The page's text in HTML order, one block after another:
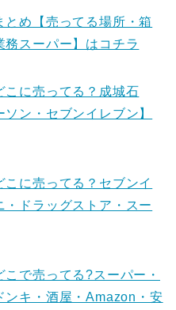
め【売ってる場所・箱
スーパー】はコチラ
こに売ってる？成城石
ン・セブンイレブン】
に売ってる？セブンイ
・ドラッグストア・スー
で売ってる?スーパー・
ンキ・酒屋・Amazon・安